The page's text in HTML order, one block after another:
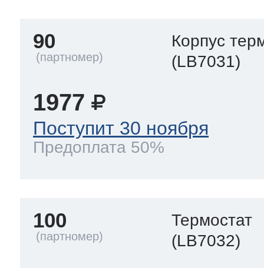
90
Корпус
(LB7031)
1977
Поступит 30 ноября
Предоплата 50%
100
Термостат
(LB7032)